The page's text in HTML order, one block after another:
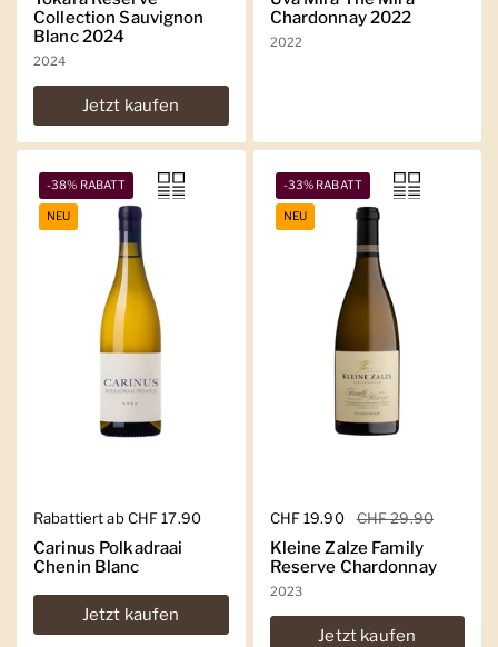
Collection Sauvignon
Blanc 2024
2024
Jetzt kaufen
Chardonnay 2022
2022
Regulärer Preis
Rabattiert ab CHF 17.90
Carinus Polkadraai
Chenin Blanc
Jetzt kaufen
-38% RABATT
NEU
Regulärer Preis
CHF 19.90 Sale-Preis
CHF 29.90
Kleine Zalze Family
Reserve Chardonnay
2023
Jetzt kaufen
-33% RABATT
NEU